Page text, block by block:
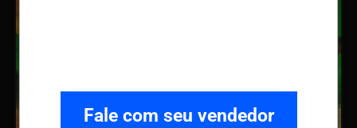
Fale com seu vendedor